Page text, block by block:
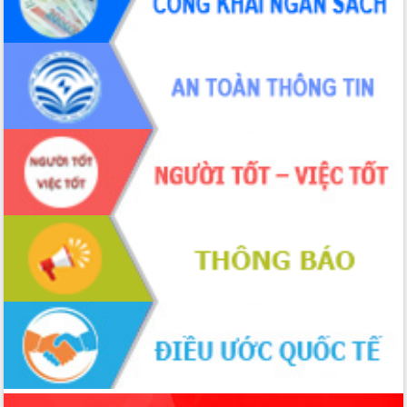
ứng để giữ vững thị trường xuất khẩu
Diễn đàn Kinh tế tư nhân Việt Nam đột
phá cơ chế - Hợp tác công tư
Đề án 06 tạo bước ngoặt đột phá trong
cải cách hành chính tỉnh Đắk Lắk
Kết nối tour, đẩy mạnh chuyển đổi số
để phát triển du lịch Đắk Lắk
Khởi động Dự án Đầu tư xây dựng hạ
tầng kỹ thuật Cụm công nghiệp Tân
Tiến
Gặp mặt các cơ quan báo chí nhân Kỷ
niệm 101 năm Ngày Báo chí Cách
mạng Việt Nam
Đắk Lắk sơ kết 4 năm triển khai thực
hiện Đề án 06 của Chính phủ
Họp báo thông tin về Hội nghị Công bố
Quy hoạch và Xúc tiến đầu tư tỉnh Đắk
Lắk
Khơi thông điểm nghẽn, đẩy nhanh
giải ngân vốn khắc phục thiên tai